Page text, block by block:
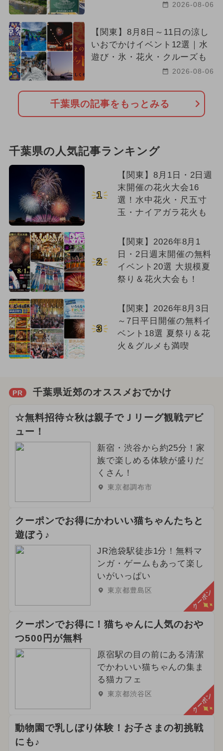
2026-08-06
【関東】8月8日～11日の涼し
いおでかけイベント12選｜水
遊び・氷・花火・クルーズも
2026-08-06
千葉県の記事をもっとみる
千葉県の人気記事ランキング
1
【関東】8月1日・2日週
末開催の花火大会16
選！水中花火・尺五寸
玉・ナイアガラ花火も
2
【関東】2026年8月1
日・2日週末開催の無料
イベント20選 大規模夏
祭り＆花火大会も！
3
【関東】2026年8月3日
～7日平日開催の無料イ
ベント18選 夏祭り＆花
火＆グルメも満喫
PR 千葉県近郊のオススメおでかけ
☆無料招待☆秋は親子でＪリーグ観戦デビ
ュー！
新宿・渋谷から約25分！家
族で楽しめる体験が盛りだ
くさん！
東京都調布市
クーポンでお得にかわいい猫ちゃんたちと
遊ぼう♪
JR池袋駅徒歩1分！無料マ
ンガ・ゲームもあって楽し
いがいっぱい
東京都豊島区 クーポン
クーポンでお得に！猫ちゃんに人気のおや
つ500円が無料
原宿駅の目の前にある清潔
でかわいい猫ちゃんの集ま
る猫カフェ
東京都渋谷区 クーポン
動物園で乳しぼり体験！お子さまの初挑戦
にも♪